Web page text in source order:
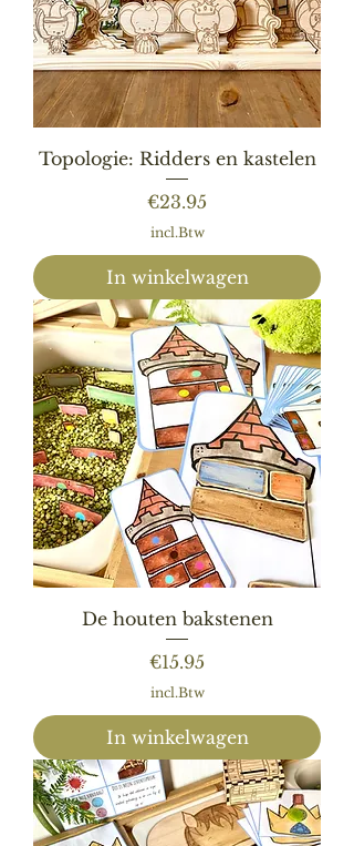
Topologie: Ridders en kastelen
Prijs
€23.95
incl.Btw
In winkelwagen
De houten bakstenen
Prijs
€15.95
incl.Btw
In winkelwagen